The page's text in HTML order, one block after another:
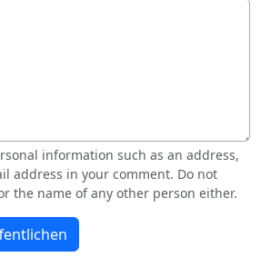
information such as an address,
address in your comment. Do not
the name of any other person either.